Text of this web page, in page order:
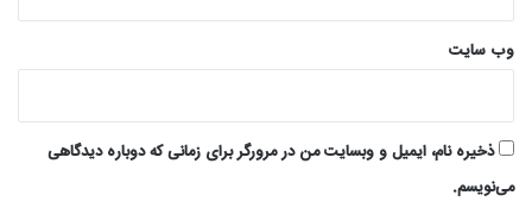
وب‌ سایت
ذخیره نام، ایمیل و وبسایت من در مرورگر برای زمانی که دوباره دیدگاهی
می‌نویسم.